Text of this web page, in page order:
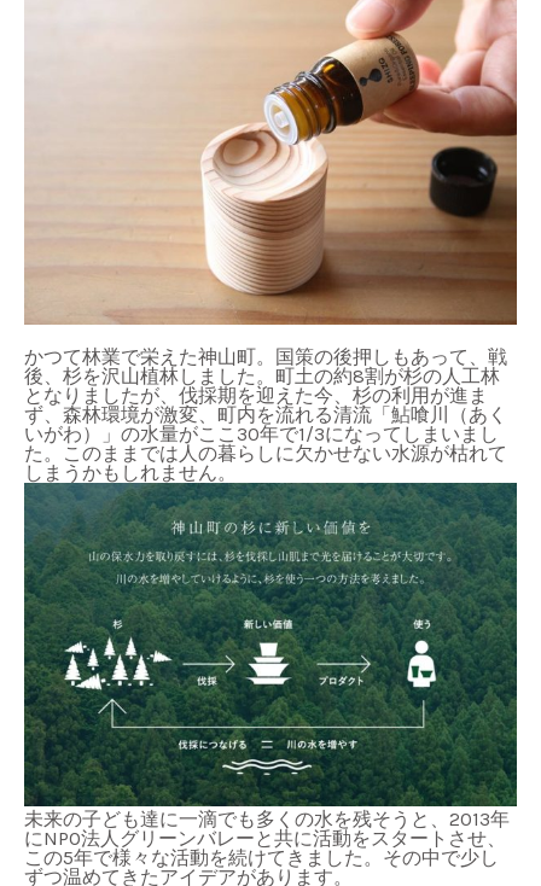
かつて林業で栄えた神山町。国策の後押しもあって、戦
後、杉を沢山植林しました。町土の約8割が杉の人工林
となりましたが、伐採期を迎えた今、杉の利用が進ま
ず、森林環境が激変、町内を流れる清流「鮎喰川（あく
いがわ）」の水量がここ30年で1/3になってしまいまし
た。このままでは人の暮らしに欠かせない水源が枯れて
しまうかもしれません。
未来の子ども達に一滴でも多くの水を残そうと、2013年
にNPO法人グリーンバレーと共に活動をスタートさせ、
この5年で様々な活動を続けてきました。その中で少し
ずつ温めてきたアイデアがあります。